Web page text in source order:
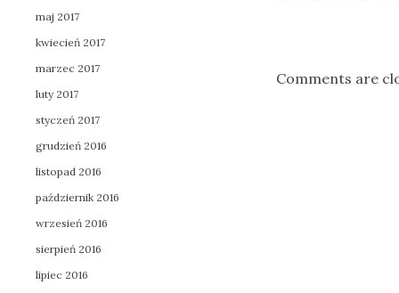
Comments are
maj 2017
kwiecień 2017
marzec 2017
luty 2017
styczeń 2017
grudzień 2016
listopad 2016
październik 2016
wrzesień 2016
sierpień 2016
lipiec 2016